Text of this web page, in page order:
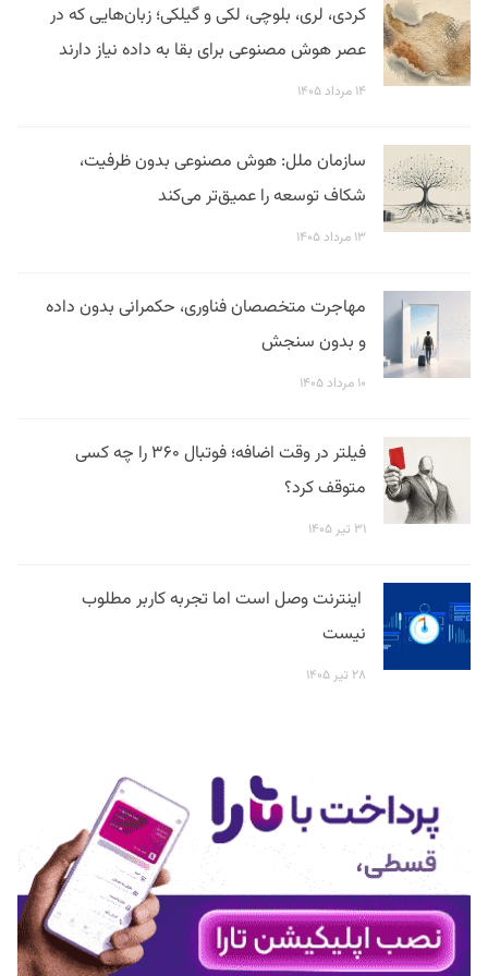
کردی، لری، بلوچی، لکی و گیلکی؛ زبان‌هایی که در
عصر هوش مصنوعی برای بقا به داده نیاز دارند
۱۴ مرداد ۱۴۰۵
سازمان ملل: هوش مصنوعی بدون ظرفیت،
شکاف توسعه را عمیق‌تر می‌کند
۱۳ مرداد ۱۴۰۵
مهاجرت متخصصان فناوری، حکمرانی بدون داده
و بدون سنجش
۱۰ مرداد ۱۴۰۵
فیلتر در وقت اضافه؛ فوتبال ۳۶۰ را چه کسی
متوقف کرد؟
۳۱ تیر ۱۴۰۵
اینترنت وصل است اما تجربه کاربر مطلوب
نیست
۲۸ تیر ۱۴۰۵